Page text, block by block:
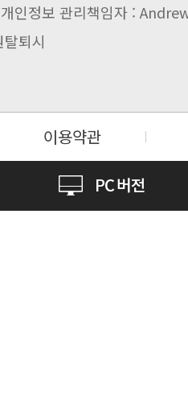
정보 관리책임자 :
퇴시
이용약관